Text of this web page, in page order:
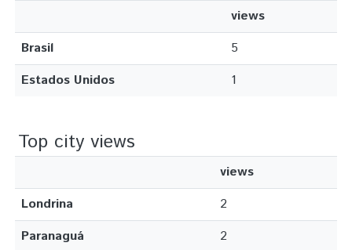
views
Brasil
5
Estados Unidos
1
Top city views
views
Londrina
2
Paranaguá
2